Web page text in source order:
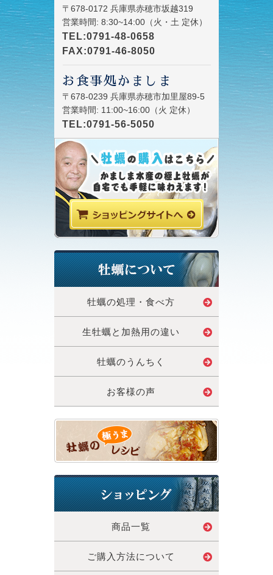
〒678-0172 兵庫県赤穂市坂越319
営業時間: 8:30~14:00（火・土 定休）
TEL:0791-48-0658
FAX:0791-46-8050
お食事処かましま
〒678-0239 兵庫県赤穂市加里屋89-5
営業時間: 11:00~16:00（火 定休）
TEL:0791-56-5050
牡蠣の処理・食べ方
生牡蠣と加熱用の違い
牡蠣のうんちく
お客様の声
商品一覧
ご購入方法について